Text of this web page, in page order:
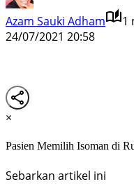
Azam Sauki Adham
1
24/07/2021 20:58
×
Pasien Memilih Isoman di
Sebarkan artikel ini